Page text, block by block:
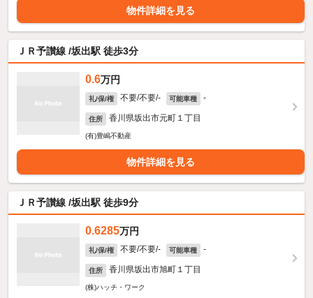
物件詳細を見る
ＪＲ予讃線 /坂出駅 徒歩3分
0.6万円
礼/保/権 不要/不要/- 可能車種 -
住所 香川県坂出市元町１丁目
(有)豊嶋不動産
物件詳細を見る
ＪＲ予讃線 /坂出駅 徒歩9分
0.6285万円
礼/保/権 不要/不要/- 可能車種 -
住所 香川県坂出市旭町１丁目
(株)ハッチ・ワーク